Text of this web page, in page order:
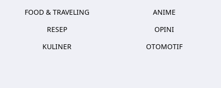
FOOD & TRAVELING
RESEP
KULINER
ANIME
OPINI
OTOMOTIF